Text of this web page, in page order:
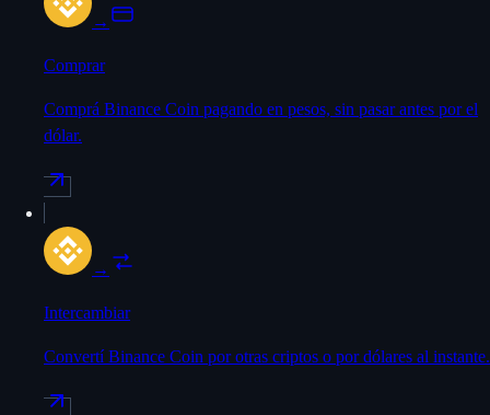
→
Comprar
Comprá Binance Coin pagando en pesos, sin pasar antes por el
dólar.
→
Intercambiar
Convertí Binance Coin por otras criptos o por dólares al instante.